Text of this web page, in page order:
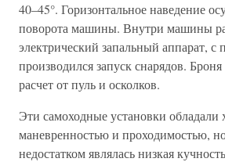
40–45°. Горизонтальное наведение
поворота машины. Внутри машины
электрический запальный аппарат,
производился запуск снарядов.
расчет от пуль и осколков.
Эти самоходные установки обладали
маневренностью и проходимостью,
недостатком являлась низкая